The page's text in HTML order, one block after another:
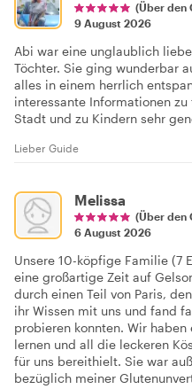
(Über den
9 August 2026
Abi war eine unglaublich
Töchter. Sie ging wunderbar
alles in einem herrlich
interessante Informationen
Stadt und zu Kindern sehr
Lieber Guide
Melissa
(Über den
6 August 2026
Unsere 10-köpfige Familie (7
eine großartige Zeit auf
durch einen Teil von Paris,
ihr Wissen mit uns und fand
probieren konnten. Wir haben
lernen und all die leckeren
für uns bereithielt. Sie war
bezüglich meiner